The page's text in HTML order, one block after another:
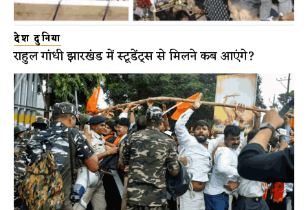
देश दुनिया
राहुल गांधी झारखंड में स्टूडेंट्स से मिलने कब आएंगे?